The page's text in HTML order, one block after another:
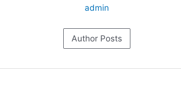
admin
Author Posts